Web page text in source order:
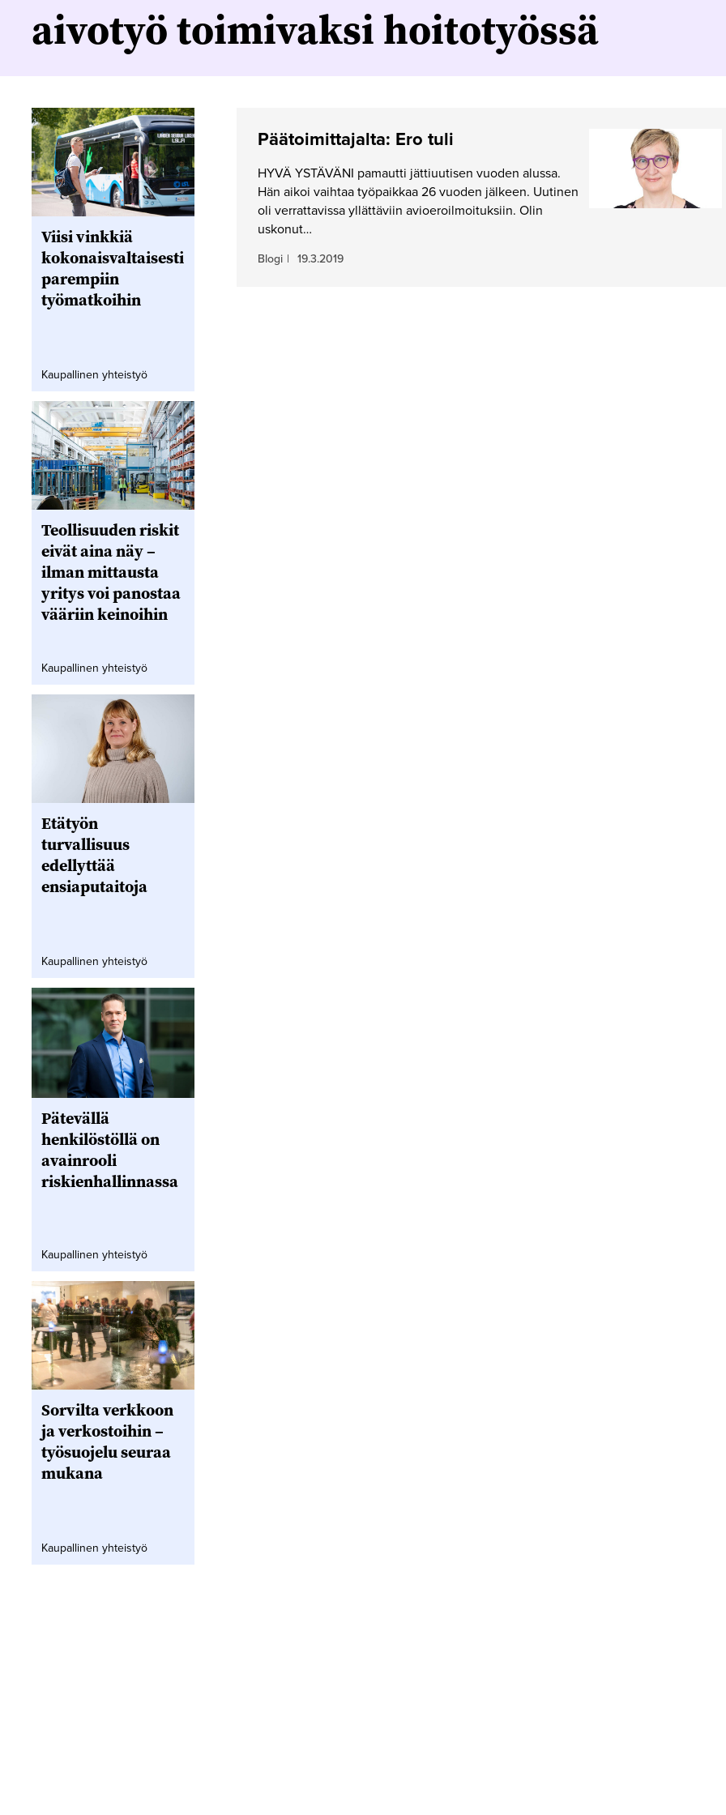
aivotyö toimivaksi hoitotyössä
Päätoimittajalta: Ero tuli
HYVÄ YSTÄVÄNI pamautti jättiuutisen vuoden alussa.
Hän aikoi vaihtaa työpaikkaa 26 vuoden jälkeen. Uutinen
oli verrattavissa yllättäviin avioeroilmoituksiin. Olin
uskonut…
Blogi | 19.3.2019
Viisi vinkkiä
kokonaisvaltaisesti
parempiin
työmatkoihin
Kaupallinen yhteistyö
Teollisuuden riskit
eivät aina näy –
ilman mittausta
yritys voi panostaa
vääriin keinoihin
Kaupallinen yhteistyö
Etätyön
turvallisuus
edellyttää
ensiaputaitoja
Kaupallinen yhteistyö
Pätevällä
henkilöstöllä on
avainrooli
riskienhallinnassa
Kaupallinen yhteistyö
Sorvilta verkkoon
ja verkostoihin –
työsuojelu seuraa
mukana
Kaupallinen yhteistyö